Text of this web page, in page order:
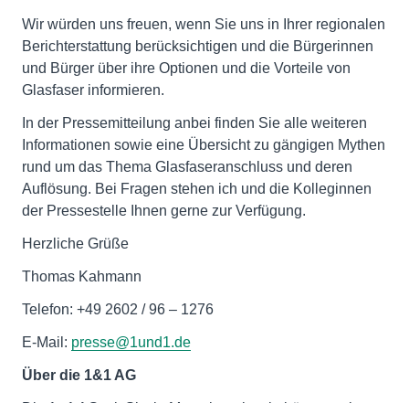
Wir würden uns freuen, wenn Sie uns in Ihrer regionalen
Berichterstattung berücksichtigen und die Bürgerinnen
und Bürger über ihre Optionen und die Vorteile von
Glasfaser informieren.
In der Pressemitteilung anbei finden Sie alle weiteren
Informationen sowie eine Übersicht zu gängigen Mythen
rund um das Thema Glasfaseranschluss und deren
Auflösung. Bei Fragen stehen ich und die Kolleginnen
der Pressestelle Ihnen gerne zur Verfügung.
Herzliche Grüße
Thomas Kahmann
Telefon: +49 2602 / 96 – 1276
E-Mail: presse@1und1.de
Über die 1&1 AG